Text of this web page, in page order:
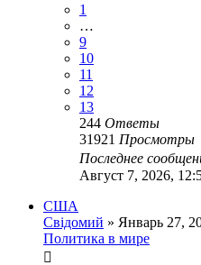
1
…
9
10
11
12
13
244 Ответы
31921 Просмотры
Последнее
Август 7, 2026,
США
Свідомий » Январь 27,
Политика в мире